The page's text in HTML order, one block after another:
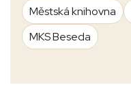
Městská knihovna
MKS Beseda